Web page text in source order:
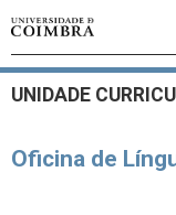
UNIDADE
Oficina de